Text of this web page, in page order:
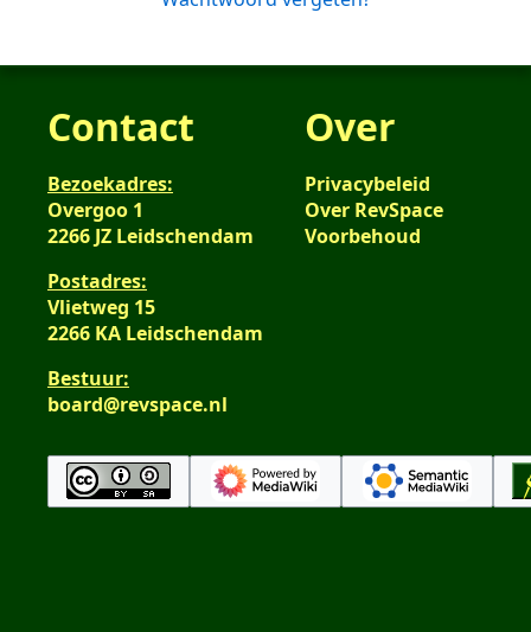
Contact
Bezoekadres:
Overgoo 1
2266 JZ Leidschendam
Postadres:
Vlietweg 15
2266 KA Leidschendam
Bestuur:
board@revspace.nl
Over
Privacybeleid
Over RevSpace
Voorbehoud